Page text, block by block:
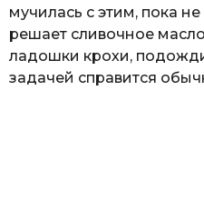
мучилась с этим, пока
решает сливочное
ладошки крохи,
задачей справится